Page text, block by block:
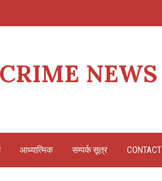
NEWS
आध्यात्मिक सम्पर्क सूत्र CONTACT